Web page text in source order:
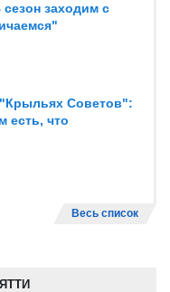
заходим с
Советов":
есть, что
Весь список